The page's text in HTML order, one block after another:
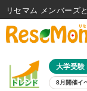
大学受験
8月開催イ
リセマム メンバーズ